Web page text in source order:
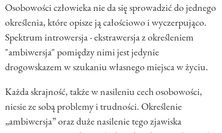
Osobowości człowieka nie da się sprowadzić do jednego
określenia, które opisze ją całościowo i wyczerpująco.
Spektrum introwersja - ekstrawersja z określeniem
"ambiwersja" pomiędzy nimi jest jedynie
drogowskazem w szukaniu własnego miejsca w życiu.
Każda skrajność, także w nasileniu cech osobowości,
niesie ze sobą problemy i trudności. Określenie
„ambiwersja” oraz duże nasilenie tego zjawiska